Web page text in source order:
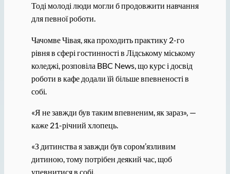
Тоді молоді люди могли б продовжити навчання
для певної роботи.
Чачомве Чівая, яка проходить практику 2-го
рівня в сфері гостинності в Лідському міському
коледжі, розповіла BBC News, що курс і досвід
роботи в кафе додали їй більше впевненості в
собі.
«Я не завжди був таким впевненим, як зараз», —
каже 21-річний хлопець.
«З дитинства я завжди був сором’язливим
дитиною, тому потрібен деякий час, щоб
упевнитися в собі.